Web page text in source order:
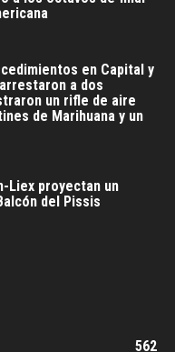
en Capital y
a dos
un rifle de aire
de Marihuana y un
Liex proyectan un
del Pissis
562